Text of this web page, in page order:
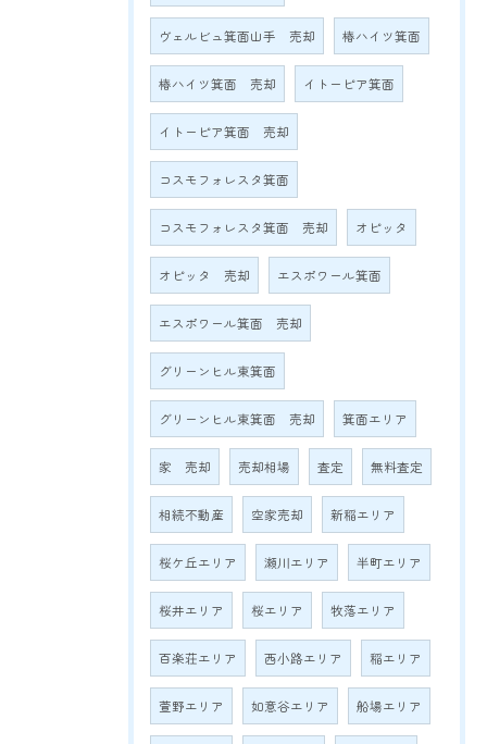
ヴェルビュ箕面山手 売却 椿ハイツ箕面
椿ハイツ箕面 売却 イトーピア箕面
イトーピア箕面 売却
コスモフォレスタ箕面
コスモフォレスタ箕面 売却 オピッタ
オピッタ 売却 エスポワール箕面
エスポワール箕面 売却
グリーンヒル東箕面
グリーンヒル東箕面 売却 箕面エリア
家 売却 売却相場 査定 無料査定
相続不動産 空家売却 新稲エリア
桜ケ丘エリア 瀬川エリア 半町エリア
桜井エリア 桜エリア 牧落エリア
百楽荘エリア 西小路エリア 稲エリア
萱野エリア 如意谷エリア 船場エリア